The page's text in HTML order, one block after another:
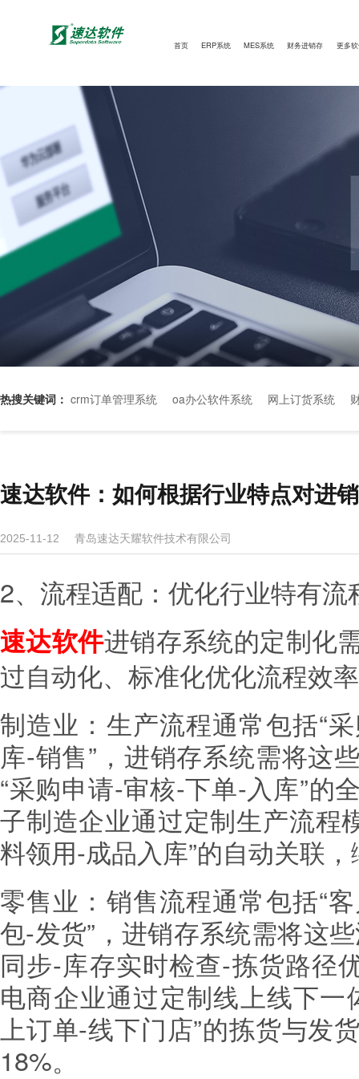
首页 ERP系统 MES系统 财务进销存 更多
热搜关键词： crm订单管理系统 oa办公软件系统 网上订货系统
速达软件：如何根据行业特点对进
2025-11-12 青岛速达天耀软件技术有限公司
2、流程适配：优化行业特有流
速达软件进销存系统的定制化
过自动化、标准化优化流程效
制造业：生产流程通常包括“
库-销售”，进销存系统需将这
“采购申请-审核-下单-入库”的
子制造企业通过定制生产流程
料领用-成品入库”的自动关联
零售业：销售流程通常包括“
包-发货”，进销存系统需将这
同步-库存实时检查-拣货路径
电商企业通过定制线上线下一
上订单-线下门店”的拣货与发
18%。